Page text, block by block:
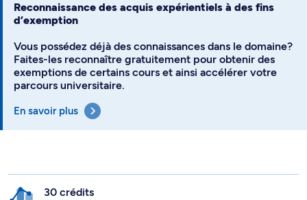
Reconnaissance des acquis expérientiels à des fins
d’exemption
Vous possédez déjà des connaissances dans le domaine?
Faites-les reconnaître gratuitement pour obtenir des
exemptions de certains cours et ainsi accélérer votre
parcours universitaire.
En savoir plus
30 crédits